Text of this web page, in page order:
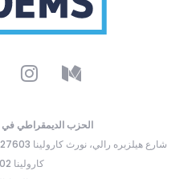
الحزب الديمقراطي في
كارولينا 27602